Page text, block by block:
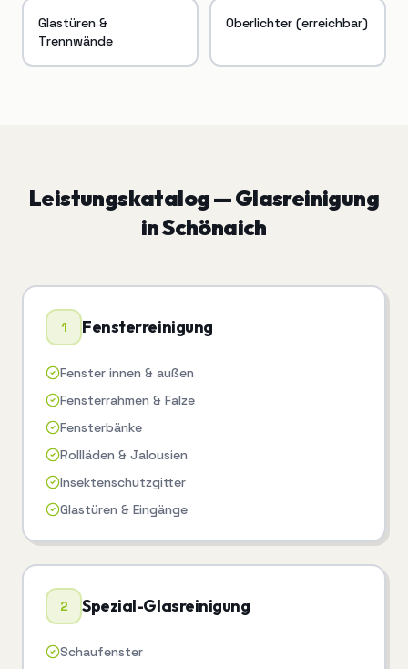
Glastüren &
Trennwände
Oberlichter (erreichbar)
Leistungskatalog —Glasreinigung
inSchönaich
1 Fensterreinigung
Fenster innen & außen
Fensterrahmen & Falze
Fensterbänke
Rollläden & Jalousien
Insektenschutzgitter
Glastüren & Eingänge
2 Spezial-Glasreinigung
Schaufenster